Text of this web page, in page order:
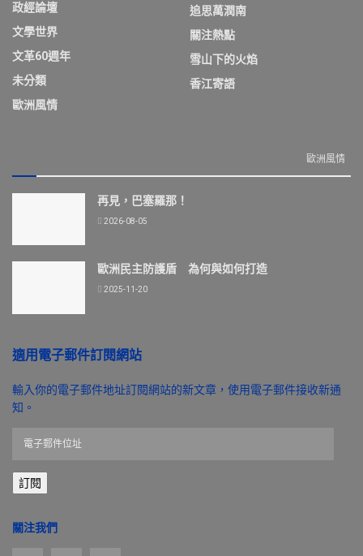
政經論壇
文學世界
文革60週年
未分類
歐洲風情
追思萬潤南
關注熱點
雪山下的火焰
香江寄語
歐洲風情
再見，巴塞羅那！
2026-08-05
歐洲民主防護盾 為何與如何打造
2025-11-20
適用電子郵件訂閱網站
輸入你的電子郵件地址訂閱網站的新文章，使用電子郵件接收新通
知。
郵
件
址
訂閱
關注我們